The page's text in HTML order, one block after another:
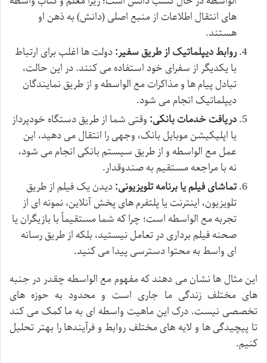
های انتقال اطلاعات از منبع اصلی (دانش) به ذهن او
هستند.
روابط دیپلماتیک از طریق سفیر:دولت ها اغلب برای ارتباط
با یکدیگر از سفرای خود استفاده می کنند. در این حالت،
تبادل پیام ها و مذاکرات مع الواسطه و از طریق نمایندگان
دیپلماتیک انجام می شود.
دریافت خدمات بانکی: وقتی شما از طریق دستگاه خودپرداز
یا اپلیکیشن موبایل بانک، وجهی را انتقال می دهید، این
عمل مع الواسطه و از طریق سیستم بانکی انجام می شود،
نه با مراجعه مستقیم به صندوقدار.
تماشای فیلم یا برنامه تلویزیونی:دیدن یک فیلم از طریق
تلویزیون، اینترنت یا پلتفرم های پخش آنلاین، نمونه ای از
تجربه مع الواسطه است؛ چرا که شما مستقیماً با بازیگران یا
صحنه فیلم برداری در تعامل نیستید، بلکه از طریق رسانه
ای واسط به محتوا دسترسی پیدا می کنید.
این مثال ها نشان می دهند که مفهوم مع الواسطه چقدر در جنبه
های مختلف زندگی ما جاری است و محدود به حوزه های
تخصصی نیست. درک این ماهیت واسطه ای به ما کمک می کند
تا پیچیدگی ها و لایه های مختلف روابط و فرآیندها را بهتر تحلیل
کنیم.